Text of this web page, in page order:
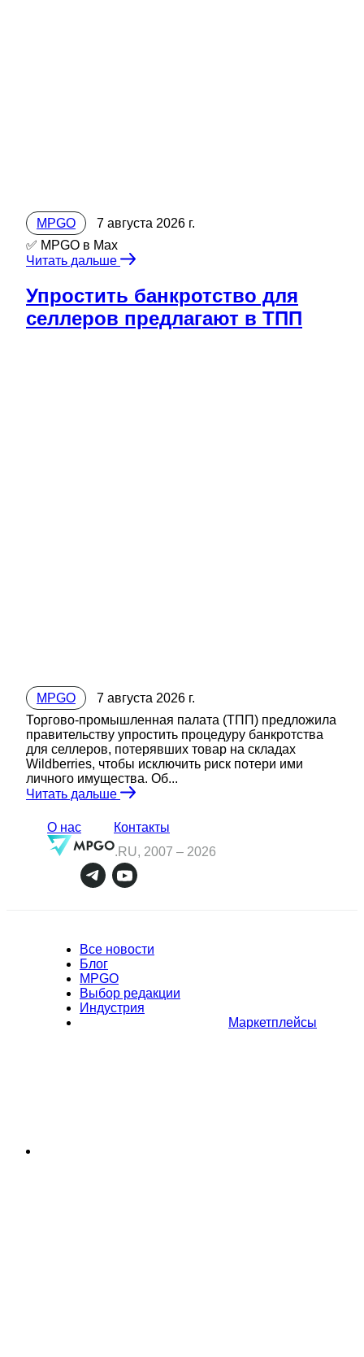
MPGO
7 августа 2026 г.
✅ MPGO в Мах
Читать дальше
Упростить банкротство для
селлеров предлагают в ТПП
MPGO
7 августа 2026 г.
Торгово-промышленная палата (ТПП) предложила
правительству упростить процедуру банкротства
для селлеров, потерявших товар на складах
Wildberries, чтобы исключить риск потери ими
личного имущества. Об...
Читать дальше
О нас
Контакты
.RU, 2007 – 2026
Все новости
Блог
MPGO
Выбор редакции
Индустрия
Маркетплейсы